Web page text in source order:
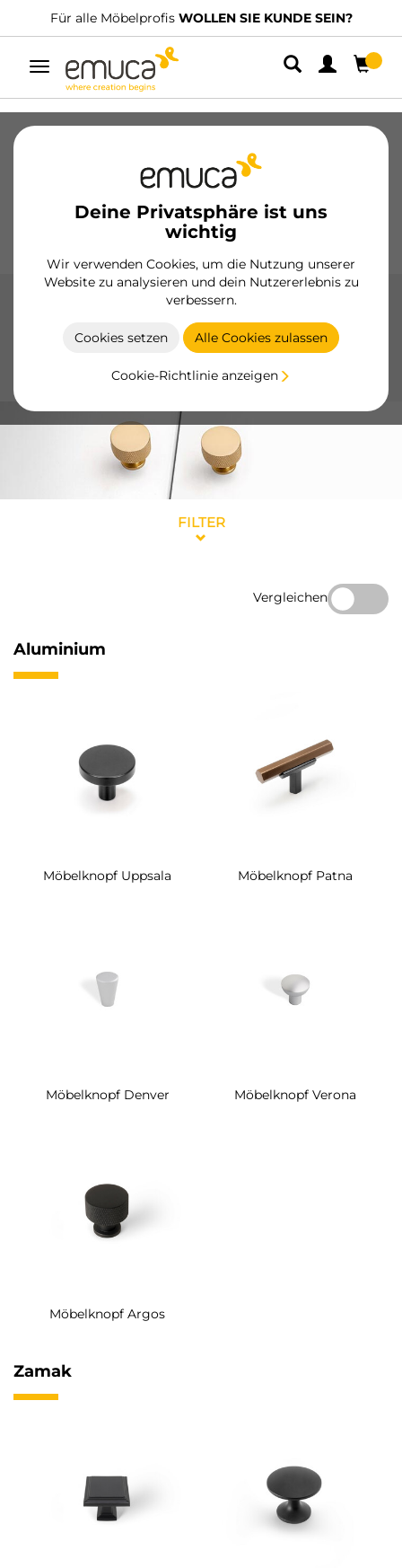
KUNDE SEIN? Wir haben spezialisierte
Umschaltbare
Navigation
Deine Privatsphäre ist uns
wichtig
Wir verwenden Cookies, um die Nutzung unserer
Website zu analysieren und dein Nutzererlebnis zu
verbessern.
Cookies setzen Alle Cookies zulassen
Cookie-Richtlinie anzeigen
Führungssysteme
Schiebesysteme
Griffe Sockel
Veredeln Sie Ihre Möbel mit den Knäufen von Emuca, die
Materialien und eleganten Oberflächen kombinieren.
FILTER
Vergleichen
Aluminium
Möbelknopf Uppsala Möbelknopf Patna
Möbelknopf Denver Möbelknopf Verona
Möbelknopf Argos
Zamak